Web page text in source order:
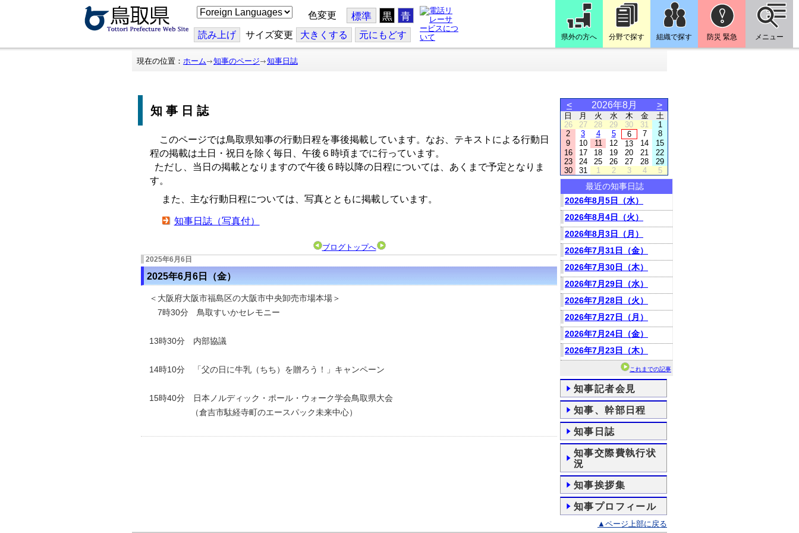
こ
の
ジ
を
翻
色変更 標準 黒 青
読み上げ サイズ変更 大きくする 元にもどす 県外の方へ 分野で探す 組織で探す 防災 緊急 メニュー
現在の位置： ホーム 知事のページ 知事日誌
知事日誌
このページでは鳥取県知事の行動日程を事後掲載しています。なお、テキストによる行動日
程の掲載は土日・祝日を除く毎日、午後６時頃までに行っています。
ただし、当日の掲載となりますので午後６時以降の日程については、あくまで予定となりま
す。
また、主な行動日程については、写真とともに掲載しています。
知事日誌（写真付）
ブログトップへ
2025年6月6日
2025年6月6日（金）
＜大阪府大阪市福島区の大阪市中央卸売市場本場＞
7時30分 鳥取すいかセレモニー
13時30分 内部協議
14時10分 「父の日に牛乳（ちち）を贈ろう！」キャンペーン
15時40分
日本ノルディック・ポール・ウォーク学会鳥取県大会
（倉吉市駄経寺町のエースパック未来中心）
< 2026年8月 >
日 月 火 水 木 金
土
26
27 28 29 30 31
1
2
3 4 5 6 7
8
9
10 11 12 13 14
15
16
17 18 19 20 21
22
23
24 25 26 27 28
29
30
31 1 2 3 4 5
最近の知事日誌
2026年8月5日（水）
2026年8月4日（火）
2026年8月3日（月）
2026年7月31日（金）
2026年7月30日（木）
2026年7月29日（水）
2026年7月28日（火）
2026年7月27日（月）
2026年7月24日（金）
2026年7月23日（木）
これまでの記事
知事記者会見
知事、幹部日程
知事日誌
知事交際費執行状
況
知事挨拶集
知事プロフィール
▲ページ上部に戻る